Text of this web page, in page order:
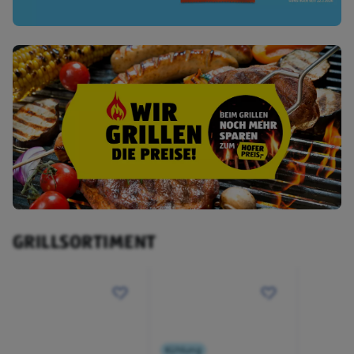
GRILLSORTIMENT
Kühlung